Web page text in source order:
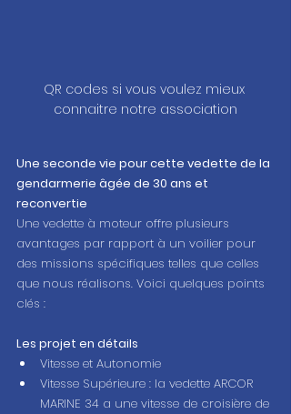
QR codes si vous voulez mieux
connaitre notre association
Une seconde vie pour cette vedette de la
gendarmerie âgée de 30 ans et
reconvertie
Une vedette à moteur offre plusieurs
avantages par rapport à un voilier pour
des missions spécifiques telles que celles
que nous réalisons. Voici quelques points
clés :
Les projet en détails
Vitesse et Autonomie
Vitesse Supérieure : la vedette ARCOR
MARINE 34 a une vitesse de croisière de